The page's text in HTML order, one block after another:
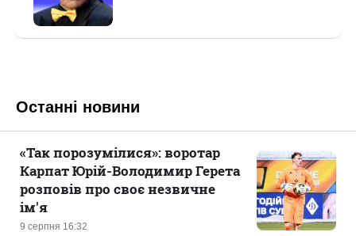
Останні новини
9 серпня 16:32
«Так порозумілися»: воротар
Карпат Юрій-Володимир Герета
розповів про своє незвичне
ім'я